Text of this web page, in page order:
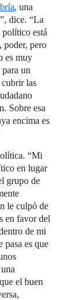
, una
dice. “La
político está
poder, pero
es muy
un
las
Sobre esa
encima es
“Mi
en lugar
grupo de
le culpó de
en favor del
de mi
pasa es que
el buen